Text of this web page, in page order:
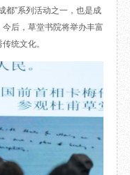
红墙花径
草堂影壁
草堂书院
千诗碑
都”系列活动之一，也是成
后，草堂书院将举办丰富
统文化。